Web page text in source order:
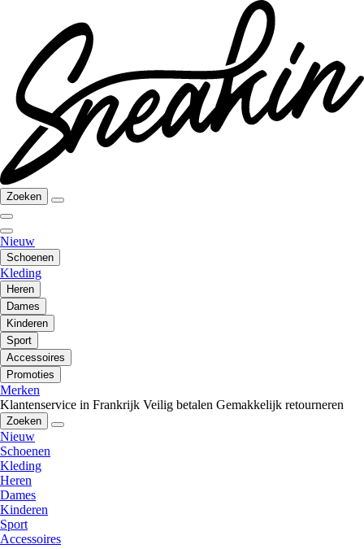
Zoeken
Nieuw
Schoenen
Kleding
Heren
Dames
Kinderen
Sport
Accessoires
Promoties
Merken
Klantenservice in Frankrijk Veilig betalen Gemakkelijk retourneren
Zoeken
Nieuw
Schoenen
Kleding
Heren
Dames
Kinderen
Sport
Accessoires